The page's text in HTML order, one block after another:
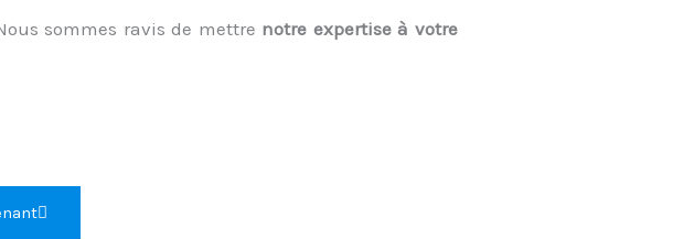
sommes ravis de mettre notre expertise à votre